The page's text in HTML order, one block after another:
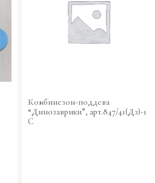
Комбинезон-поддева
“Динозаврики”, арт.847/41(Дз)-1
C